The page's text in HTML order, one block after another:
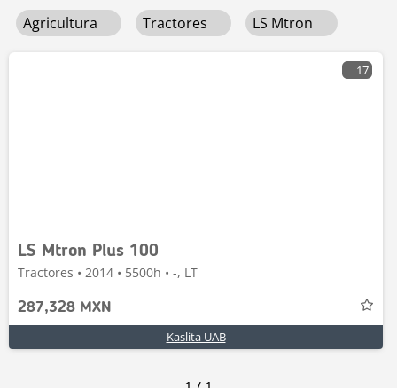
Agricultura Tractores LS Mtron
17
LS Mtron Plus 100
Tractores • 2014 • 5500h • -, LT
287,328 MXN
Kaslita UAB